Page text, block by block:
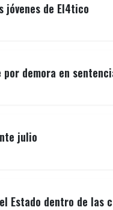
jóvenes de El4tico
demora en
julio
Estado dentro de las